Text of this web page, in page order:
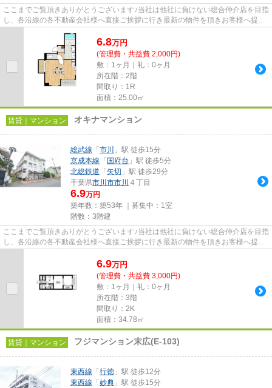
ここまでご覧頂きありがとうございます♪当社は他社に負けない総合仲介店を目指
し、各沿線の各不動産会社様へ直接ご挨拶に行き最新の物件を頂きお客様へ提供
6.8万円
(管理費・共益費 2,000円)
敷：1ヶ月｜礼：0ヶ月
所在階：2階
間取り：1R
面積：25.00㎡
賃貸｜マンション オキナマンション
総武線 「 市川
」駅 徒歩15分
京成本線 「 国府台 」駅 徒歩5分
北総鉄道 「 矢切 」駅 徒歩29分
千葉県市川市市川 ４丁目
6.9万円
築年数：築53年 ｜募集中： 1室
階数：3階建
ここまでご覧頂きありがとうございます♪当社は他社に負けない総合仲介店を目指
し、各沿線の各不動産会社様へ直接ご挨拶に行き最新の物件を頂きお客様へ提供
6.9万円
(管理費・共益費 3,000円)
敷：1ヶ月｜礼：0ヶ月
所在階：3階
間取り：2K
面積：34.78㎡
賃貸｜マンション フジマンション末広(E-103)
東西線 「 行徳 」駅 徒歩12分
東西線 「 妙典 」駅 徒歩15分